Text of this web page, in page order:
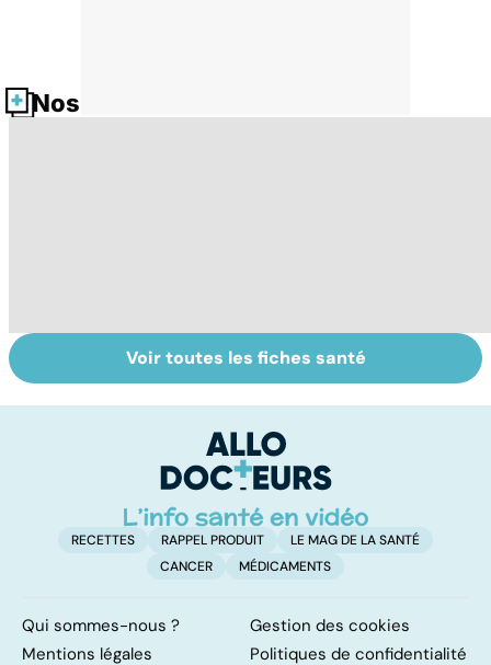
Nos fiches santé
Faire du sport à
domicile, c'est
Don de gamètes :
le pour et le
levée de
l'anonymat
Voir toutes les fiches santé
RECETTES RAPPEL PRODUIT
LE MAG DE LA SANTÉ
CANCER
MÉDICAMENTS
Qui sommes-nous ?
Gestion des cookies
Mentions légales
Politiques de confidentialité